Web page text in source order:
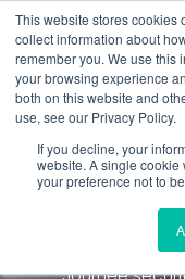
This website stores cookies
collect information about
remember you. We use this
your browsing experience
both on this website and
use, see our Privacy Policy.
If you decline, your
website. A single
your preference not to
Aller
au
contenu
principal
01 84 20 18 48
Spécialiste
de la
à Paris